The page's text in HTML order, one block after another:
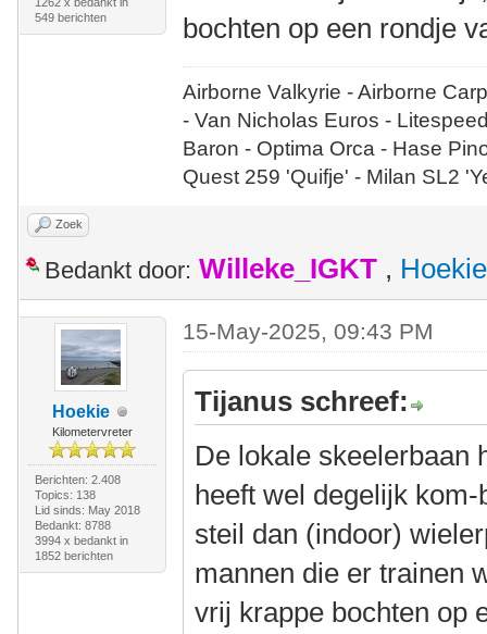
549 berichten
bochten op een rondje
Airborne Valkyrie - Airborne
- Van Nicholas Euros -
Baron - Optima Orca - Hase
Quest 259 'Quifje' - Milan SL2
Zoek
Bedankt door: Willeke_IGKT , Hoekie
Hoekie
Kilometervreter
Berichten: 2.408
Topics: 138
Lid sinds: May 2018
Bedankt: 8788
3994 x bedankt in
1852 berichten
15-May-2025, 09:43 PM
Tijanus schreef:
De lokale skeelerbaan
heeft wel degelijk
steil dan (indoor)
mannen die er trainen
vrij krappe bochten op